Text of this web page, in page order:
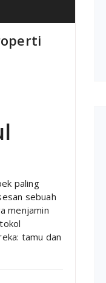
paling
sebuah
menjamin
tamu dan